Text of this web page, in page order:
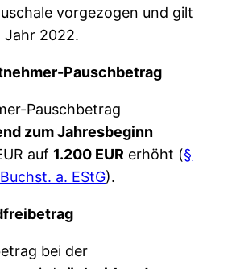
vorgezogen und gilt
Jahr 2022.
Pauschbetrag
Pauschbetrag
zum Jahresbeginn
auf 1.200 EUR erhöht (§
a. EStG).
bei der